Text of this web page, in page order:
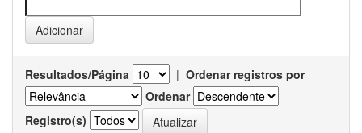
Resultados/Página | Ordenar registros por
Ordenar
Registro(s)